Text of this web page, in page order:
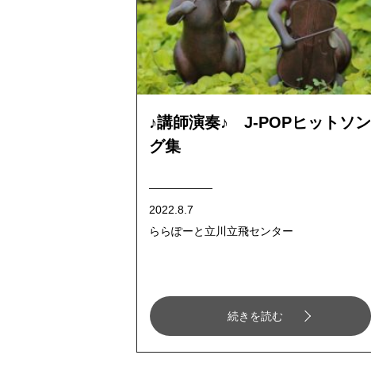
♪講師演奏♪ J-POPヒットソン
グ集
2022.8.7
ららぽーと立川立飛センター
続きを読む